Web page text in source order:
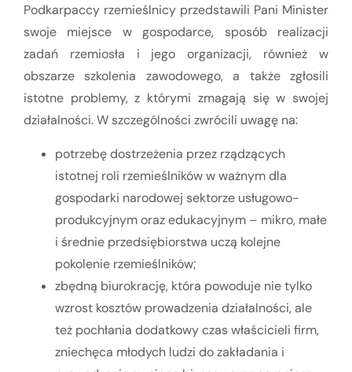
Podkarpaccy rzemieślnicy przedstawili Pani Minister
swoje miejsce w gospodarce, sposób realizacji
zadań rzemiosła i jego organizacji, również w
obszarze szkolenia zawodowego, a także zgłosili
istotne problemy, z którymi zmagają się w swojej
działalności. W szczególności zwrócili uwagę na:
potrzebę dostrzeżenia przez rządzących
istotnej roli rzemieślników w ważnym dla
gospodarki narodowej sektorze usługowo-
produkcyjnym oraz edukacyjnym – mikro, małe
i średnie przedsiębiorstwa uczą kolejne
pokolenie rzemieślników;
zbędną biurokrację, która powoduje nie tylko
wzrost kosztów prowadzenia działalności, ale
też pochłania dodatkowy czas właścicieli firm,
zniechęca młodych ludzi do zakładania i